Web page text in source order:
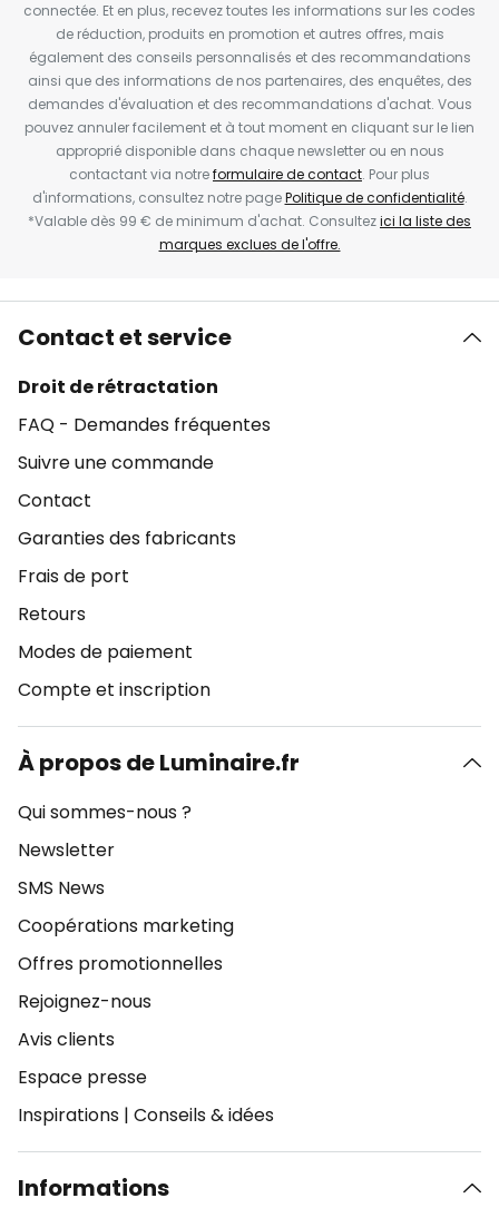
connectée. Et en plus, recevez toutes les informations sur les codes
de réduction, produits en promotion et autres offres, mais
également des conseils personnalisés et des recommandations
ainsi que des informations de nos partenaires, des enquêtes, des
demandes d'évaluation et des recommandations d'achat. Vous
pouvez annuler facilement et à tout moment en cliquant sur le lien
approprié disponible dans chaque newsletter ou en nous
contactant via notreformulaire de contact. Pour plus
d'informations, consultez notre pagePolitique de confidentialité.
*Valable dès 99 € de minimum d'achat. Consultezici la liste des
marques exclues de l'offre.
Contact et service
Droit de rétractation
FAQ - Demandes fréquentes
Suivre une commande
Contact
Garanties des fabricants
Frais de port
Retours
Modes de paiement
Compte et inscription
À propos de Luminaire.fr
Qui sommes-nous ?
Newsletter
SMS News
Coopérations marketing
Offres promotionnelles
Rejoignez-nous
Avis clients
Espace presse
Inspirations | Conseils & idées
Informations